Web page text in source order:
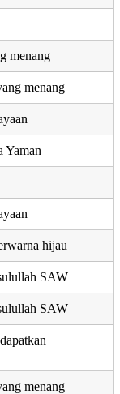
menang
menang
Yaman
hijau
SAW
SAW
menang